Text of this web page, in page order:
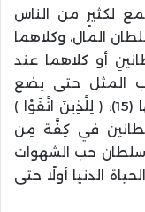
لكثيرٍ من الناس
المال، وكلاهما
أو كلاهما عند
المثل حتى يضع
الموازين القسط، ويقول في الآية ذاتها (15): ﴿ لِلَّذِينَ اتَّقَوْا ﴾
السلطانين في كِفَّة مِن
سلطان حب الشهوات
الدنيا أولًا حتى